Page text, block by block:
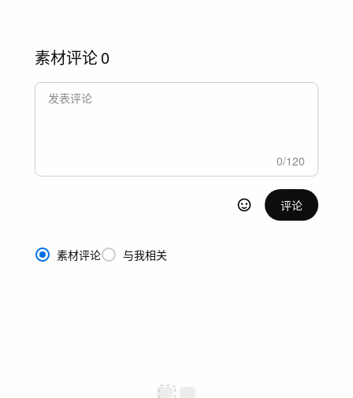
素材评论0
0/120
评论
素材评论 与我相关